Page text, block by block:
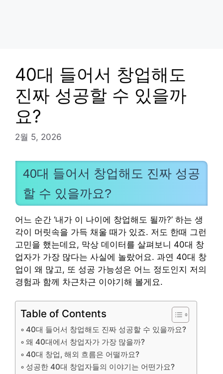
40대 들어서 창업해도
진짜 성공할 수 있을까
요?
2월 5, 2026
40대 들어서 창업해도 진짜 성공
할 수 있을까요?
어느 순간 ‘내가 이 나이에 창업해도 될까?’ 하는 생
각이 머릿속을 가득 채울 때가 있죠. 저도 한때 그런
고민을 했는데요, 막상 데이터를 살펴보니 40대 창
업자가 가장 많다는 사실에 놀랐어요. 과연 40대 창
업이 왜 많고, 또 성공 가능성은 어느 정도인지 저의
경험과 함께 차근차근 이야기해 볼게요.
Table of Contents
40대 들어서 창업해도 진짜 성공할 수 있을까요?
왜 40대에서 창업자가 가장 많을까?
40대 창업, 해외 흐름은 어떨까요?
성공한 40대 창업자들의 이야기는 어떤가요?